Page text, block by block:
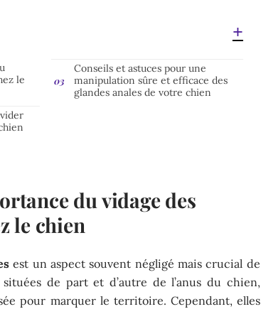
le
Conseils et astuces pour une
manipulation sûre et efficace des
glandes anales de votre chien
du vidage des
le chien
est un aspect souvent négligé mais crucial de
de part et d’autre de l’anus du chien,
pour marquer le territoire. Cependant, elles